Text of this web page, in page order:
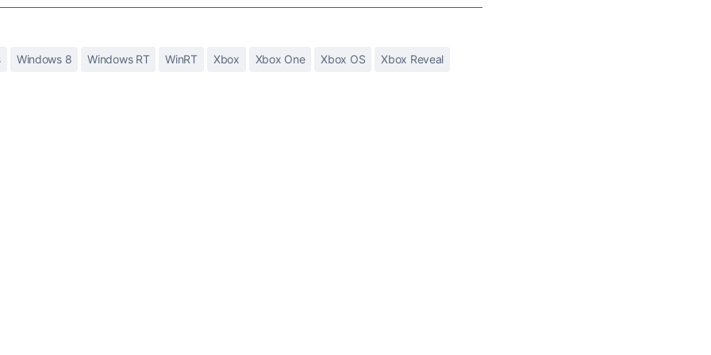
Windows 8 Windows RT WinRT Xbox Xbox One Xbox OS Xbox Reveal